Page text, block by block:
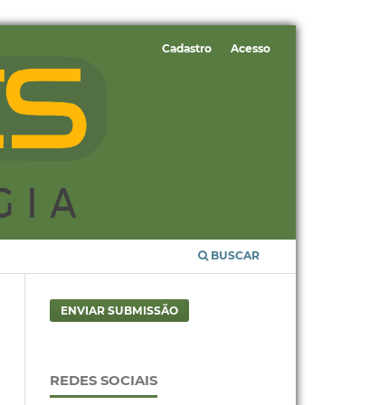
BUSCAR
Cadastro Acesso
ENVIAR SUBMISSÃO
REDES SOCIAIS